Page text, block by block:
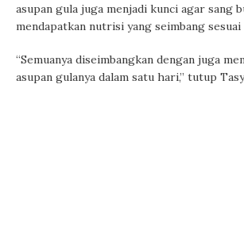
asupan gula juga menjadi kunci agar sang
mendapatkan nutrisi yang seimbang
“Semuanya diseimbangkan dengan juga
asupan gulanya dalam satu hari,” tutup